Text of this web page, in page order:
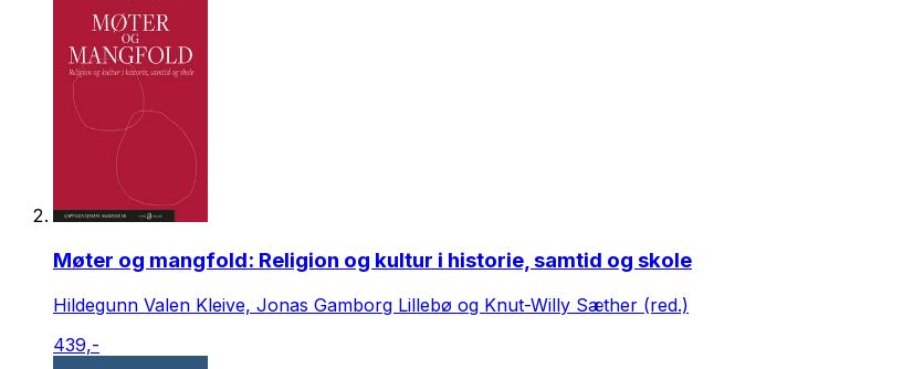
Møter og mangfold: Religion og kultur i historie, samtid og skole
Hildegunn Valen Kleive, Jonas Gamborg Lillebø og Knut-Willy Sæther (red.)
439,-